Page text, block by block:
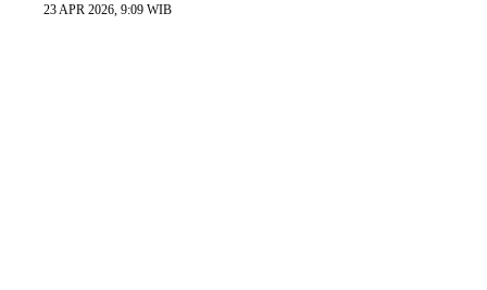
23 APR 2026, 9:09 WIB